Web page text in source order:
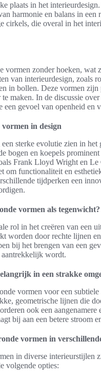
plaats in het
harmonie en balans in
cirkels, die overal in het
vormen zonder hoeken, wat
van interieurdesign, zoals
in bollen. Deze vormen
maken. In de discussie
een gevoel van openheid en
in design
sterke evolutie zien in
bogen en koepels
Frank Lloyd Wright en Le
om functionaliteit en
tijdperken een
vormen als tegenwicht?
rol in het creëren van een
worden door rechte lijnen
bij het brengen van een
wordt.
in een strakke
vormen voor een
geometrische lijnen die
ook een
bij aan een betere stroom
vormen in
in diverse interieurstijlen
volgende opties: